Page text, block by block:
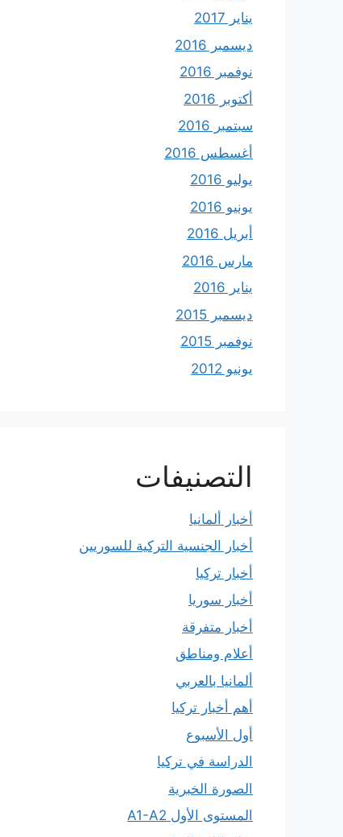
يناير 2017
ديسمبر 2016
نوفمبر 2016
أكتوبر 2016
سبتمبر 2016
أغسطس 2016
يوليو 2016
يونيو 2016
أبريل 2016
مارس 2016
يناير 2016
ديسمبر 2015
نوفمبر 2015
يونيو 2012
التصنيفات
أخبار ألمانيا
أخبار الجنسية التركية للسوريين
أخبار تركيا
أخبار سوريا
أخبار متفرقة
أعلام ومناطق
ألمانيا بالعربي
أهم أخبار تركيا
أول الأسبوع
الدراسة في تركيا
الصورة الخبرية
المستوى الأول A1-A2